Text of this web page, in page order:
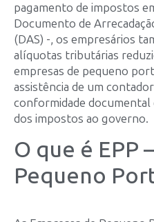
pagamento de impostos
Documento de
(DAS) -, os empresários
alíquotas tributárias
empresas de pequeno
assistência de um
conformidade
dos impostos ao governo.
O que é EPP
Pequeno